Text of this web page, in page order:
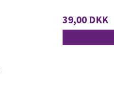
39,00 DKK